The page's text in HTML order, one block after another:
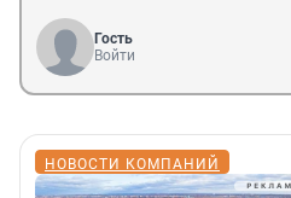
Гость
Войти
НОВОСТИ КОМПАНИЙ